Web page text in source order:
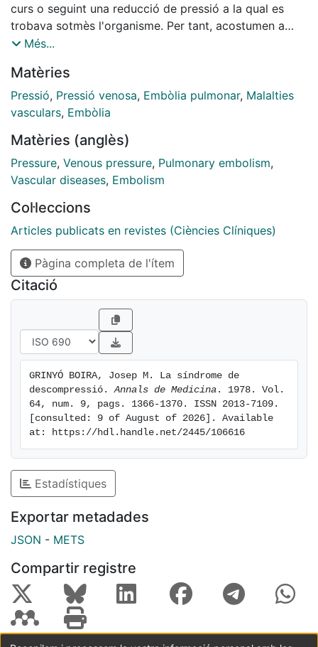
curs o seguint una reducció de pressió a la qual es
trobava sotmès l'organisme. Per tant, acostumen a
patir-la els bussadors i, generalment, els treballadors
és clara hom considera que la malaltia es produeix a
conseqüència de la formació de bombolles
intravasculars a càrrec dels gasos dissolts en els
Més...
Matèries
Pressió, Pressió venosa, Embòlia pulmonar, Malalties
vasculars, Embòlia
Matèries (anglès)
Pressure, Venous pressure, Pulmonary embolism,
Vascular diseases, Embolism
Col·leccions
Articles publicats en revistes (Ciències Clíniques)
Pàgina completa de l'ítem
Citació
GRINYÓ BOIRA, Josep M. La síndrome de
descompressió. Annals de Medicina . 1978. Vol.
64, num. 9, pags. 1366-1370. ISSN 2013-7109.
[consulted: 9 of August of 2026]. Available
at: https://hdl.handle.net/2445/106616
Estadístiques
Exportar metadades
JSON - METS
Compartir registre